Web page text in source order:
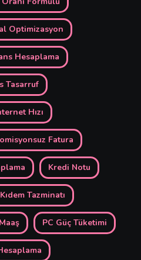
Optimizasyon
Hesaplama
Tasarruf
Hızı
Fatura
Kredi Notu
Kıdem Tazminatı
PC Güç Tüketimi